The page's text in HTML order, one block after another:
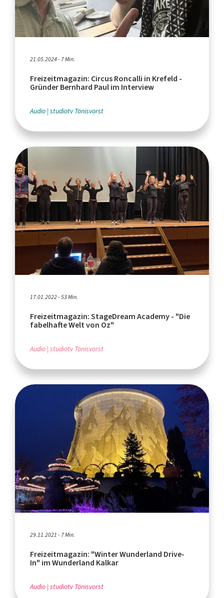
21.05.2024 - 7 Min.
Freizeitmagazin: Circus Roncalli in Krefeld -
Gründer Bernhard Paul im Interview
Audio studiotv Tönisvorst
17.01.2022 - 53 Min.
Freizeitmagazin: StageDream Academy - "Die
fabelhafte Welt von Oz"
Audio studiotv Tönisvorst
29.11.2021 - 7 Min.
Freizeitmagazin: "Winter Wunderland Drive-
In" im Wunderland Kalkar
Audio studiotv Tönisvorst